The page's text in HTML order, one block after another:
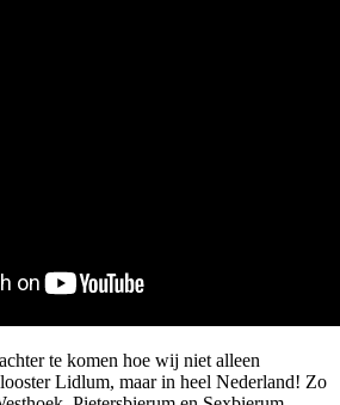
te komen hoe wij niet alleen
Lidlum, maar in heel Nederland! Zo